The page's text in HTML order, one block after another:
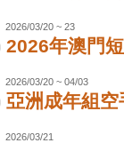
2026/03/20 ~ 23
2026年澳門
2026/03/20 ~ 04/03
亞洲成年組
2026/03/21